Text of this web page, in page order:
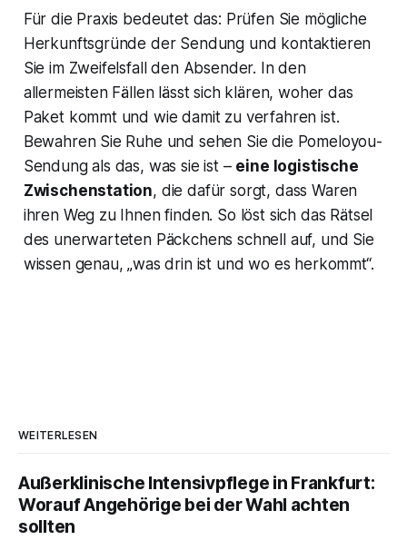
Für die Praxis bedeutet das: Prüfen Sie mögliche
Herkunftsgründe der Sendung und kontaktieren
Sie im Zweifelsfall den Absender. In den
allermeisten Fällen lässt sich klären, woher das
Paket kommt und wie damit zu verfahren ist.
Bewahren Sie Ruhe und sehen Sie die Pomeloyou-
Sendung als das, was sie ist – eine logistische
Zwischenstation, die dafür sorgt, dass Waren
ihren Weg zu Ihnen finden. So löst sich das Rätsel
des unerwarteten Päckchens schnell auf, und Sie
wissen genau, „was drin ist und wo es herkommt“.
WEITERLESEN
Außerklinische Intensivpflege in Frankfurt:
Worauf Angehörige bei der Wahl achten
sollten